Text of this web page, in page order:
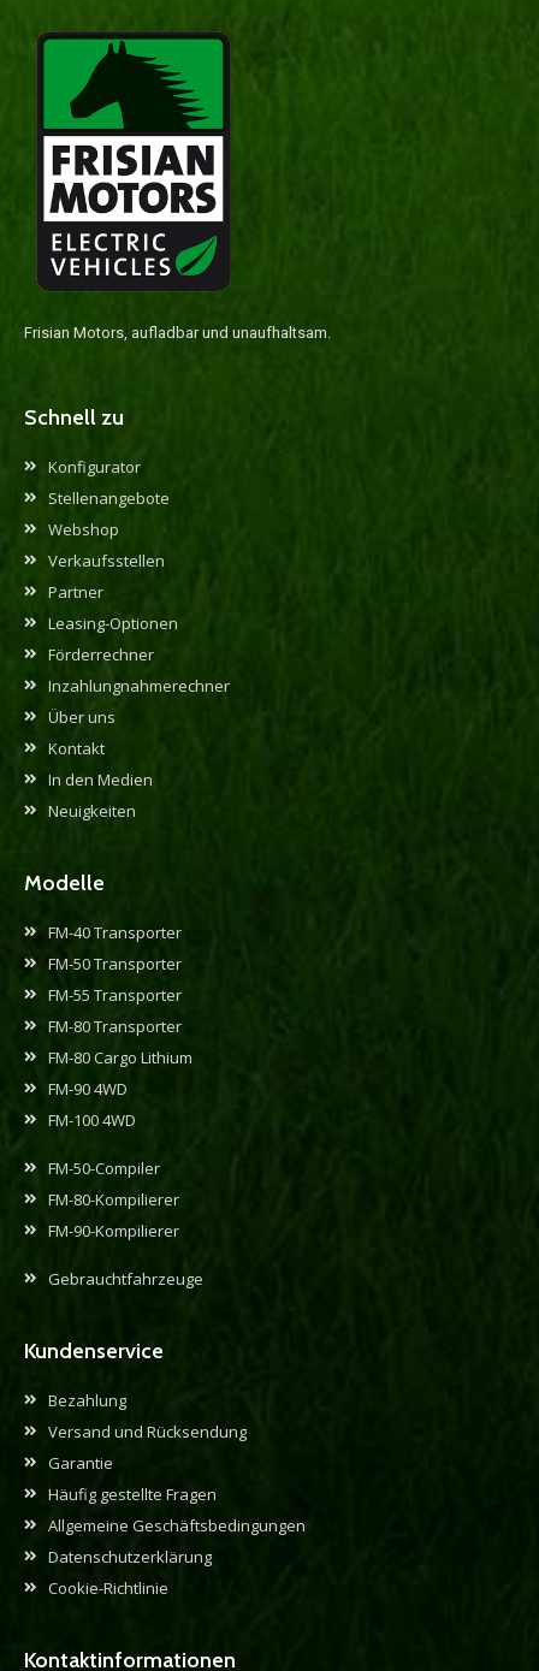
Frisian Motors, aufladbar und unaufhaltsam.
Schnell zu
Konfigurator
Stellenangebote
Webshop
Verkaufsstellen
Partner
Leasing-Optionen
Förderrechner
Inzahlungnahmerechner
Über uns
Kontakt
In den Medien
Neuigkeiten
Modelle
FM-40 Transporter
FM-50 Transporter
FM-55 Transporter
FM-80 Transporter
FM-80 Cargo Lithium
FM-90 4WD
FM-100 4WD
FM-50-Compiler
FM-80-Kompilierer
FM-90-Kompilierer
Gebrauchtfahrzeuge
Kundenservice
Bezahlung
Versand und Rücksendung
Garantie
Häufig gestellte Fragen
Allgemeine Geschäftsbedingungen
Datenschutzerklärung
Cookie-Richtlinie
Kontaktinformationen